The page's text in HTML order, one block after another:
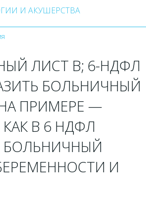
И АКУШЕРСТВА
ЛИСТ В; 6-НДФЛ
БОЛЬНИЧНЫЙ
ПРИМЕРЕ —
В 6 НДФЛ
БОЛЬНИЧНЫЙ
И